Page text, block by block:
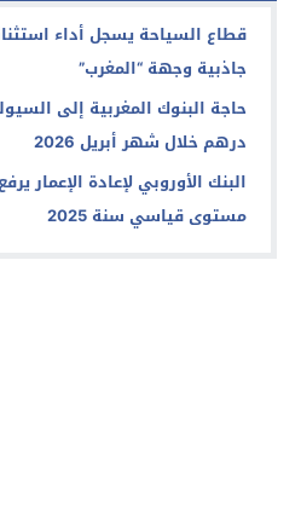
جاذبية وجهة “المغرب”
درهم خلال شهر أبريل 2026
البنك الأوروبي لإعادة الإعمار
مستوى قياسي سنة 2025